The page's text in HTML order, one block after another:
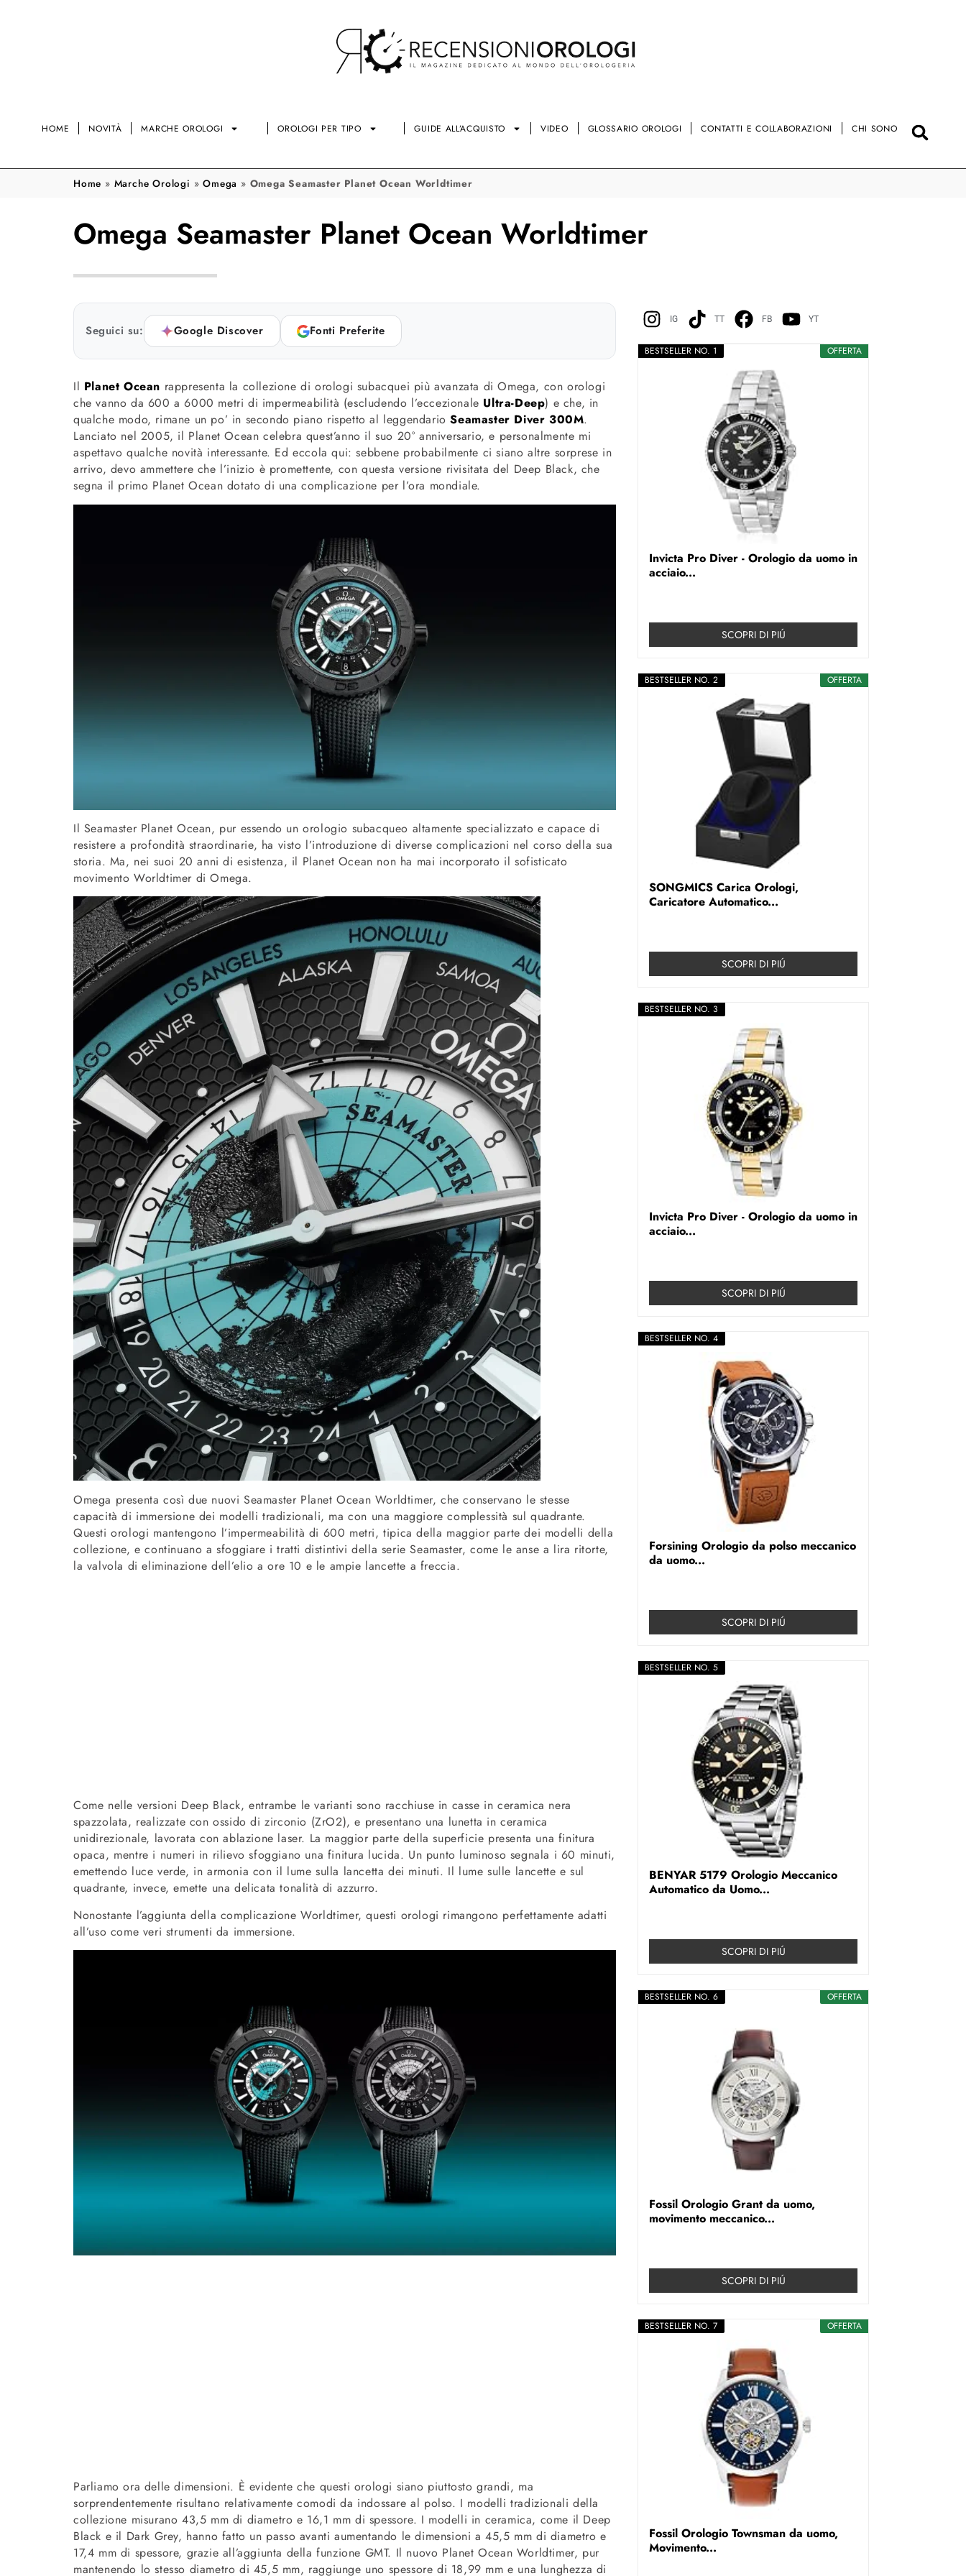
HOME NOVITÀ MARCHE OROLOGI OROLOGI PER TIPO GUIDE ALL’ACQUISTO VIDEO GLOSSARIO OROLOGI CONTATTI E COLLABORAZIONI CHI SONO
Home » Marche Orologi »Omega » Omega Seamaster Planet Ocean Worldtimer
Omega Seamaster Planet Ocean Worldtimer
Seguici su: Google Discover Fonti Preferite
Il Planet Ocean rappresenta la collezione di orologi subacquei più avanzata di Omega, con orologi
che vanno da 600 a 6000 metri di impermeabilità (escludendo l’eccezionale Ultra-Deep) e che, in
qualche modo, rimane un po’ in secondo piano rispetto al leggendarioSeamaster Diver 300M.
Lanciato nel 2005, il Planet Ocean celebra quest’anno il suo 20° anniversario, e personalmente mi
aspettavo qualche novità interessante. Ed eccola qui: sebbene probabilmente ci siano altre sorprese in
arrivo, devo ammettere che l’inizio è promettente, con questa versione rivisitata del Deep Black, che
segna il primo Planet Ocean dotato di una complicazione per l’ora mondiale.
Il Seamaster Planet Ocean, pur essendo un orologio subacqueo altamente specializzato e capace di
resistere a profondità straordinarie, ha visto l’introduzione di diverse complicazioni nel corso della sua
storia. Ma, nei suoi 20 anni di esistenza, il Planet Ocean non ha mai incorporato il sofisticato
movimento Worldtimer di Omega.
Omega presenta così due nuovi Seamaster Planet Ocean Worldtimer, che conservano le stesse
capacità di immersione dei modelli tradizionali, ma con una maggiore complessità sul quadrante.
Questi orologi mantengono l’impermeabilità di 600 metri, tipica della maggior parte dei modelli della
collezione, e continuano a sfoggiare i tratti distintivi della serie Seamaster, come le anse a lira ritorte,
la valvola di eliminazione dell’elio a ore 10 e le ampie lancette a freccia.
Come nelle versioni Deep Black, entrambe le varianti sono racchiuse in casse in ceramica nera
spazzolata, realizzate con ossido di zirconio (ZrO2), e presentano una lunetta in ceramica
unidirezionale, lavorata con ablazione laser. La maggior parte della superficie presenta una finitura
opaca, mentre i numeri in rilievo sfoggiano una finitura lucida. Un punto luminoso segnala i 60 minuti,
emettendo luce verde, in armonia con il lume sulla lancetta dei minuti. Il lume sulle lancette e sul
quadrante, invece, emette una delicata tonalità di azzurro.
Nonostante l’aggiunta della complicazione Worldtimer, questi orologi rimangono perfettamente adatti
all’uso come veri strumenti da immersione.
Parliamo ora delle dimensioni. È evidente che questi orologi siano piuttosto grandi, ma
sorprendentemente risultano relativamente comodi da indossare al polso. I modelli tradizionali della
collezione misurano 43,5 mm di diametro e 16,1 mm di spessore. I modelli in ceramica, come il Deep
Black e il Dark Grey, hanno fatto un passo avanti aumentando le dimensioni a 45,5 mm di diametro e
17,4 mm di spessore, grazie all’aggiunta della funzione GMT. Il nuovo Planet Ocean Worldtimer, pur
mantenendo lo stesso diametro di 45,5 mm, raggiunge uno spessore di 18,99 mm e una lunghezza di
IG TT FB YT
OFFERTA
BESTSELLER NO. 1
Invicta Pro Diver - Orologio da uomo in
acciaio...
SCOPRI DI PIÚ
OFFERTA
BESTSELLER NO. 2
SONGMICS Carica Orologi,
Caricatore Automatico...
SCOPRI DI PIÚ
BESTSELLER NO. 3
Invicta Pro Diver - Orologio da uomo in
acciaio...
SCOPRI DI PIÚ
BESTSELLER NO. 4
Forsining Orologio da polso meccanico
da uomo...
SCOPRI DI PIÚ
BESTSELLER NO. 5
BENYAR 5179 Orologio Meccanico
Automatico da Uomo...
SCOPRI DI PIÚ
OFFERTA
BESTSELLER NO. 6
Fossil Orologio Grant da uomo,
movimento meccanico...
SCOPRI DI PIÚ
OFFERTA
BESTSELLER NO. 7
Fossil Orologio Townsman da uomo,
Movimento...